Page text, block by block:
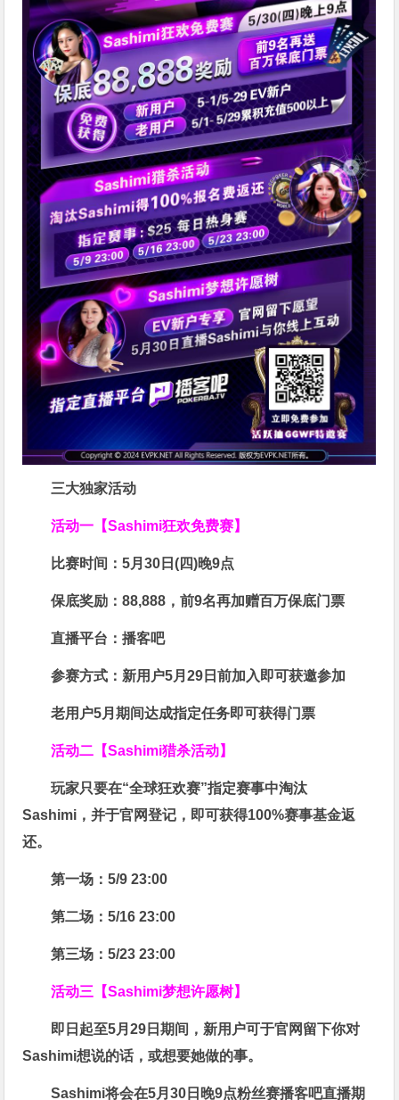
三大独家活动
活动一【Sashimi狂欢免费赛】
比赛时间：5月30日(四)晚9点
保底奖励：88,888 ，前9名再加赠百万保底门票
直播平台：播客吧
参赛方式： 新用户5月29日前加入即可获邀参加
老用户5月期间达成指定任务即可获得门票
活动二【Sashimi猎杀活动】
玩家只要在“全球狂欢赛”指定赛事中淘汰
Sashimi，并于官网登记，即可获得100%赛事基金返
还。
第一场：5/9 23:00
第二场：5/16 23:00
第三场：5/23 23:00
活动三【Sashimi梦想许愿树】
即日起至5月29日期间，新用户可于官网留下你对
Sashimi想说的话，或想要她做的事。
Sashimi将会在5月30日晚9点粉丝赛播客吧直播期